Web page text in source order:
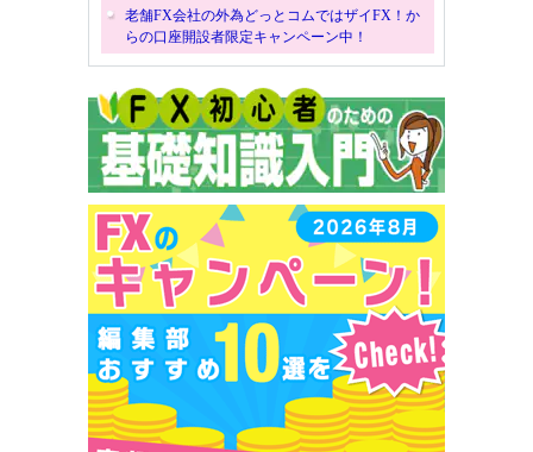
老舗FX会社の外為どっとコムではザイFX！か
らの口座開設者限定キャンペーン中！